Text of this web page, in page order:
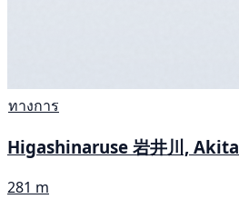
ทางการ
Higashinaruse 岩井川, Akita
281 m